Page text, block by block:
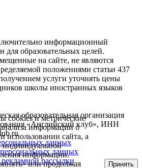
информационный
для образовательных целей.
на сайте, не являются
положениями статьи 437
услуги уточнять цены
школы иностранных языков
образовательная организация
«Английский клуб», ИНН
данных
данных
рассылки
сookies и метрические
информации о
использовании сайта, а
индивидуальной
информации.
или продолжая
Принять